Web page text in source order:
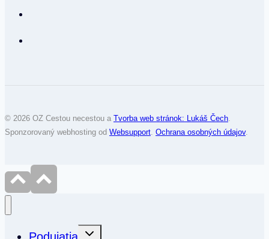
© 2026 OZ Cestou necestou a Tvorba web stránok: Lukáš Čech
Sponzorovaný webhosting od Websupport Ochrana osobných údajov.
Podujatia
Toggle